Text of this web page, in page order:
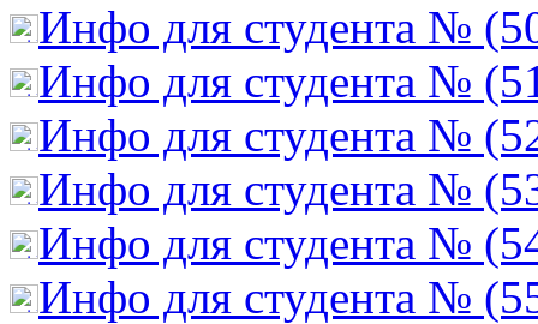
Инфо для студента №
Инфо для студента №
Инфо для студента №
Инфо для студента №
Инфо для студента №
Инфо для студента №